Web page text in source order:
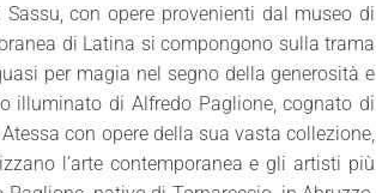
con opere provenienti dal museo di
di Latina si compongono sulla trama
per magia nel segno della generosità e
illuminato di Alfredo Paglione, cognato di
con opere della sua vasta collezione,
l’arte contemporanea e gli artisti più